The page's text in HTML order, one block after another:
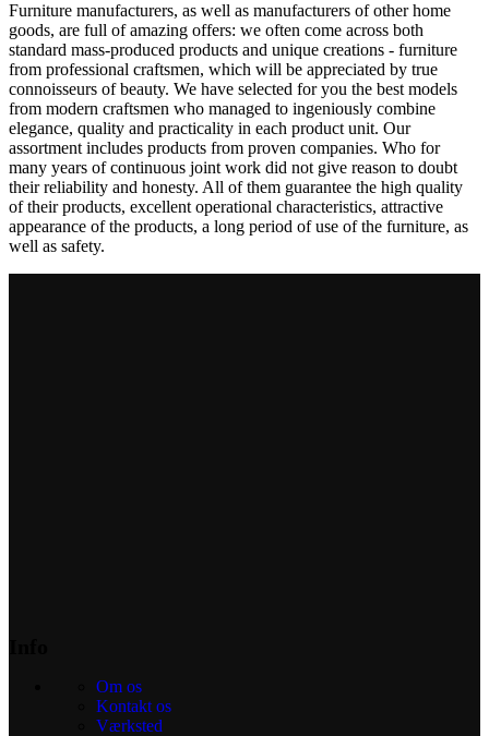
Furniture manufacturers, as well as manufacturers of other home
goods, are full of amazing offers: we often come across both
standard mass-produced products and unique creations - furniture
from professional craftsmen, which will be appreciated by true
connoisseurs of beauty. We have selected for you the best models
from modern craftsmen who managed to ingeniously combine
elegance, quality and practicality in each product unit. Our
assortment includes products from proven companies. Who for
many years of continuous joint work did not give reason to doubt
their reliability and honesty. All of them guarantee the high quality
of their products, excellent operational characteristics, attractive
appearance of the products, a long period of use of the furniture, as
well as safety.
Om os
Kontakt os
Værksted